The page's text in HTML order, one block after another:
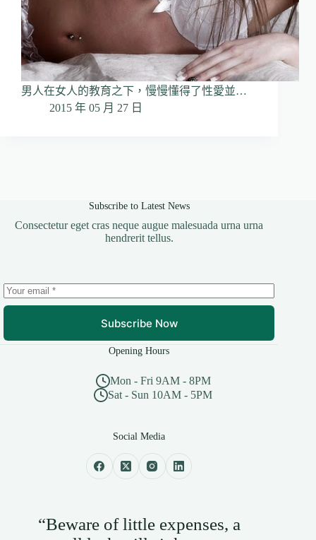
男人在女人的教育之下，慢慢懂得了性愛並…
2015 年 05 月 27 日
Subscribe to Latest News
Consectetur eget cras neque augue malesuada urna urna
hendrerit tellus.
Subscribe Now
Opening Hours
Mon - Fri 9AM - 8PM
Sat - Sun 10AM - 5PM
Social Media
“Beware of little expenses, a